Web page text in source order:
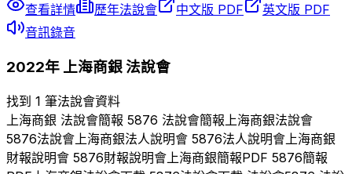
查看詳情
歷年法說會 中文版 PDF
英文版 PDF
音訊錄音
2022年 上海商銀法說會
找到 1 筆法說會資料
上海商銀 法說會簡報 5876 法說會簡報上海商銀法說會
5876法說會上海商銀法人說明會 5876法人說明會上海商銀
財報說明會 5876財報說明會上海商銀簡報PDF 5876簡報